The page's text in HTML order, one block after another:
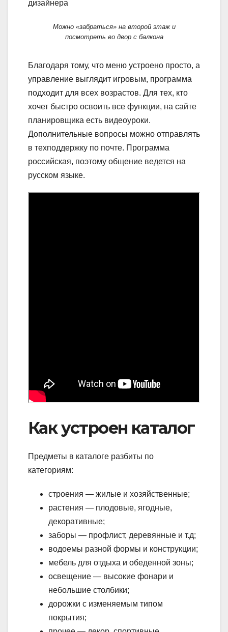
Можно «забраться» на второй этаж и
посмотреть во двор с балкона
Благодаря тому, что меню устроено просто, а
управление выглядит игровым, программа
подходит для всех возрастов. Для тех, кто
хочет быстро освоить все функции, на сайте
планировщика есть видеоуроки.
Дополнительные вопросы можно отправлять
в техподдержку по почте. Программа
российская, поэтому общение ведется на
русском языке.
Как устроен каталог
Предметы в каталоге разбиты по
категориям:
строения — жилые и хозяйственные;
растения — плодовые, ягодные,
декоративные;
заборы — профлист, деревянные и т.д;
водоемы разной формы и конструкции;
мебель для отдыха и обеденной зоны;
освещение — высокие фонари и
небольшие столбики;
дорожки с изменяемым типом
покрытия;